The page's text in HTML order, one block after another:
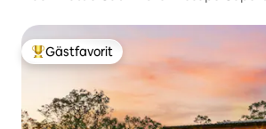
Populär gästfavorit
Gästfavorit